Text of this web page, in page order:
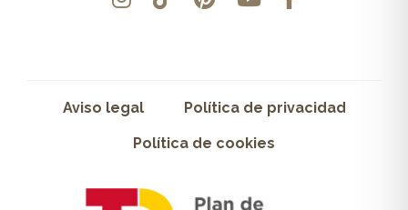
Aviso legal Política de privacidad
Política de cookies